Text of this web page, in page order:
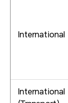
International
International